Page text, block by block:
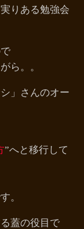
りある勉強会
ら。。
」さんのオー
”へと移行して
。
蓋の役目で